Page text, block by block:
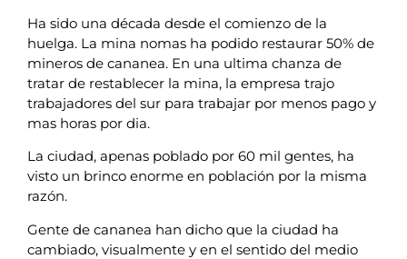
Ha sido una década desde el comienzo de la
huelga. La mina nomas ha podido restaurar 50% de
mineros de cananea. En una ultima chanza de
tratar de restablecer la mina, la empresa trajo
trabajadores del sur para trabajar por menos pago y
mas horas por dia.
La ciudad, apenas poblado por 60 mil gentes, ha
visto un brinco enorme en población por la misma
razón.
Gente de cananea han dicho que la ciudad ha
cambiado, visualmente y en el sentido del medio